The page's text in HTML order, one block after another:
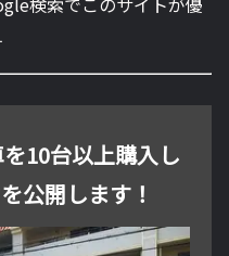
10台以上購入し
公開します！